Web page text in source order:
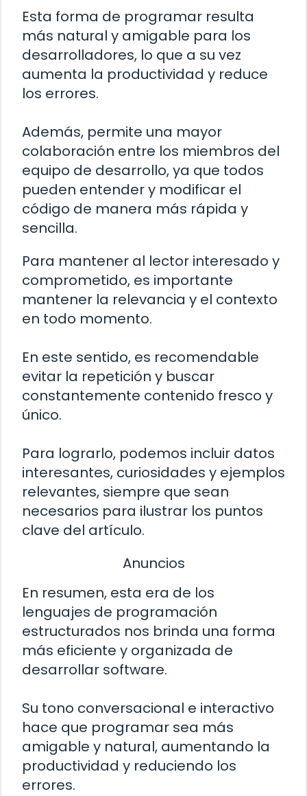
Esta forma de programar resulta
más natural y amigable para los
desarrolladores, lo que a su vez
aumenta la productividad y reduce
los errores.
Además, permite una mayor
colaboración entre los miembros del
equipo de desarrollo, ya que todos
pueden entender y modificar el
código de manera más rápida y
sencilla.
Para mantener al lector interesado y
comprometido, es importante
mantener la relevancia y el contexto
en todo momento.
En este sentido, es recomendable
evitar la repetición y buscar
constantemente contenido fresco y
único.
Para lograrlo, podemos incluir datos
interesantes, curiosidades y ejemplos
relevantes, siempre que sean
necesarios para ilustrar los puntos
clave del artículo.
Anuncios
En resumen, esta era de los
lenguajes de programación
estructurados nos brinda una forma
más eficiente y organizada de
desarrollar software.
Su tono conversacional e interactivo
hace que programar sea más
amigable y natural, aumentando la
productividad y reduciendo los
errores.